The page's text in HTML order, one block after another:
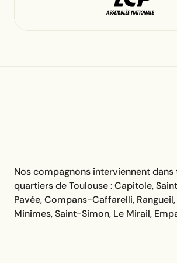
Nos compagnons interviennent dans
quartiers de Toulouse : Capitole,
Pavée, Compans-Caffarelli,
Minimes, Saint-Simon, Le Mirail,